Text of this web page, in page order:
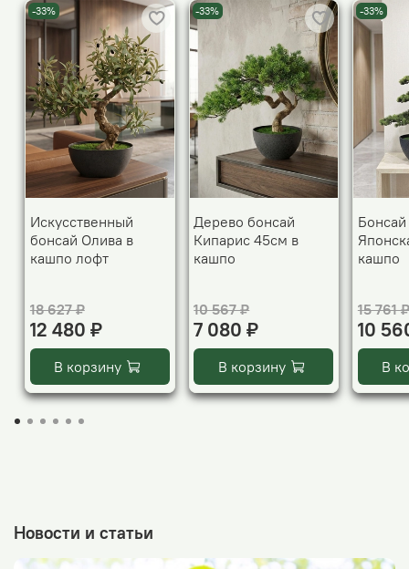
-33%
Искусственный
бонсай Олива в
кашпо лофт
18 627 ₽
12 480 ₽
В корзину
-33%
Дерево бонсай
Кипарис 45см в
кашпо
10 567 ₽
7 080 ₽
В корзину
-33%
кашпо
15 761 ₽
10
В
Новости и статьи